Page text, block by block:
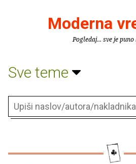
Moderna
Pogledaj... sve je
Sve teme